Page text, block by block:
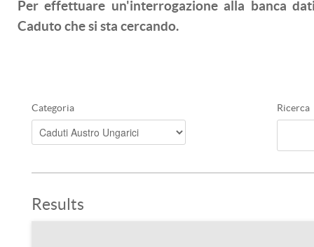
Per effettuare un'interrogazione alla banca
Caduto che si sta cercando.
Categoria Ricerca
Results